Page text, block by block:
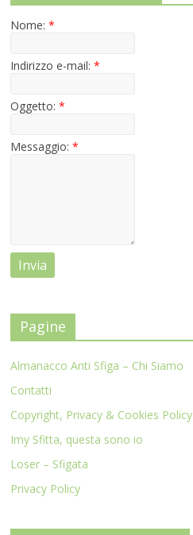
Nome:*
Indirizzo e-mail:*
Oggetto:*
Messaggio:*
Pagine
Almanacco Anti Sfiga – Chi Siamo
Contatti
Copyright, Privacy & Cookies Policy
Imy Sfitta, questa sono io
Loser – Sfigata
Privacy Policy